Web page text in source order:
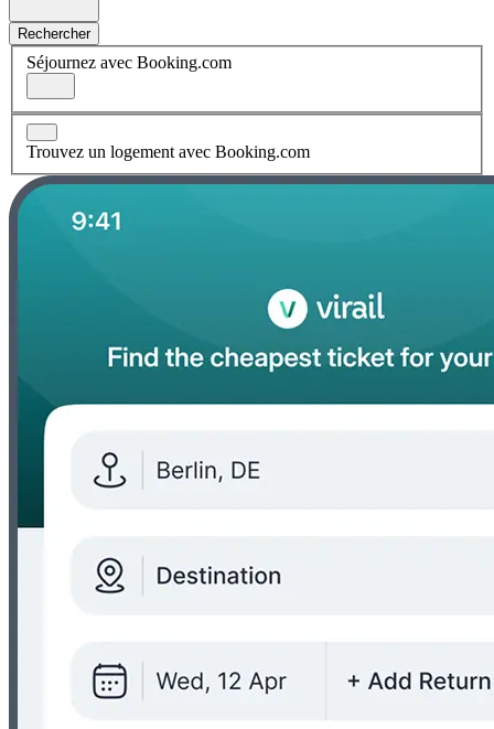
Rechercher
Séjournez avec Booking.com
Trouvez un logement avec Booking.com